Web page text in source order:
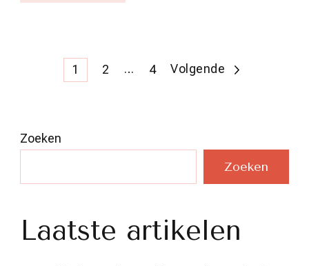
Berichten
Pagina
1 Pagina
2 … Pagina
4 Volgende
Zoeken
Zoeken
Laatste artikelen